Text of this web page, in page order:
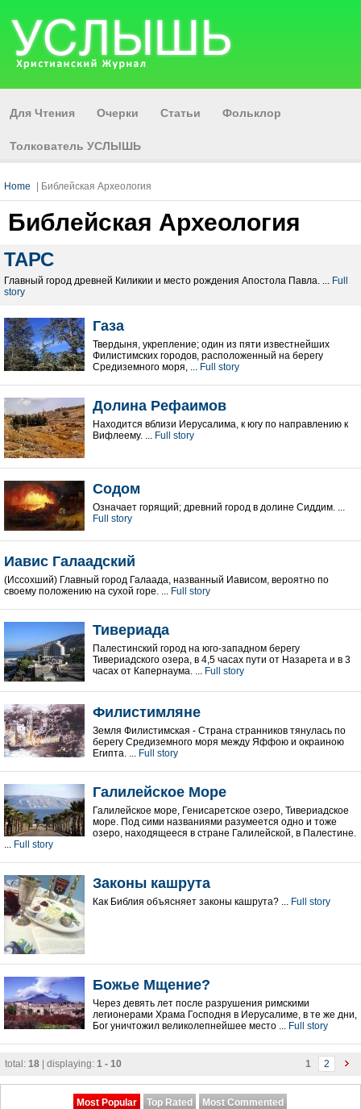
Для Чтения Очерки Статьи Фольклор
Толкователь УСЛЫШЬ
Home | Библейская Археология
Библейская Археология
ТАРС
Главный город древней Киликии и место рождения Aпостола Павла. ... Full
story
Газа
Твердыня, укрепление; один из пяти известнейших
Филистимских городов, расположенный на берегу
Средиземного моря, ... Full story
Долина Рефаимов
Находится вблизи Иерусалима, к югу по направлению к
Вифлеему. ... Full story
Содом
Означает горящий; древний город в долине Сиддим. ...
Full story
Иавис Галаадский
(Иссохший) Главный город Галаада, названный Иависом, вероятно по
своему положению на сухой горе. ... Full story
Тивериада
Палестинский город на юго-западном берегу
Тивериадского озера, в 4,5 часах пути от Назарета и в 3
часах от Капернаума. ... Full story
Филистимляне
Земля Филистимская - Страна странников тянулась по
берегу Средиземного моря между Яффою и окраиною
Египта. ... Full story
Галилейское Море
Галилейское море, Генисаретское озеро, Тивериадское
море. Под сими названиями разумеется одно и тоже
озеро, находящееся в стране Галилейской, в Палестине.
... Full story
Законы кашрута
Как Библия объясняeт законы кашрута? ... Full story
Божье Мщение?
Через девять лет после разрушения римскими
легионерaми Храмa Господня в Иерусалиме, в те же дни,
Бог уничтожил великолепнейшее место ... Full story
1 2
total: 18 | displaying: 1 - 10
Most Popular Top Rated Most Commented